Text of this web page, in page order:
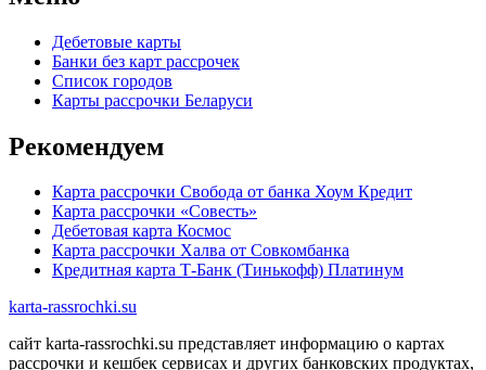
Дебетовые карты
Банки без карт рассрочек
Список городов
Карты рассрочки Беларуси
Рекомендуем
Карта рассрочки Свобода от банка Хоум Кредит
Карта рассрочки «Совесть»
Дебетовая карта Космос
Карта рассрочки Халва от Совкомбанка
Кредитная карта Т-Банк (Тинькофф) Платинум
karta-rassrochki.su
сайт karta-rassrochki.su представляет информацию о картах
рассрочки и кешбек сервисах и других банковских продуктах,